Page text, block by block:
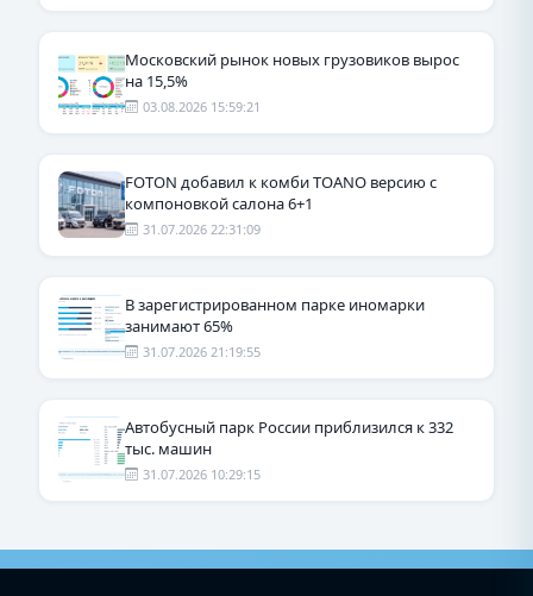
Московский рынок новых грузовиков вырос
на 15,5%
03.08.2026 15:59:21
FOTON добавил к комби TOANO версию с
компоновкой салона 6+1
31.07.2026 22:31:09
В зарегистрированном парке иномарки
занимают 65%
31.07.2026 21:19:55
Автобусный парк России приблизился к 332
тыс. машин
31.07.2026 10:29:15